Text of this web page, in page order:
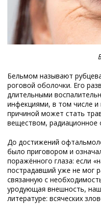
Бельмом называют
роговой оболочки. Его
длительными
инфекциями, в том числе
причиной может стать
веществом, радиационное
До достижений
было приговором и
поражённого глаза: если
пострадавший уже не мог
связанную с
уродующая внешность,
литературе: всяческих